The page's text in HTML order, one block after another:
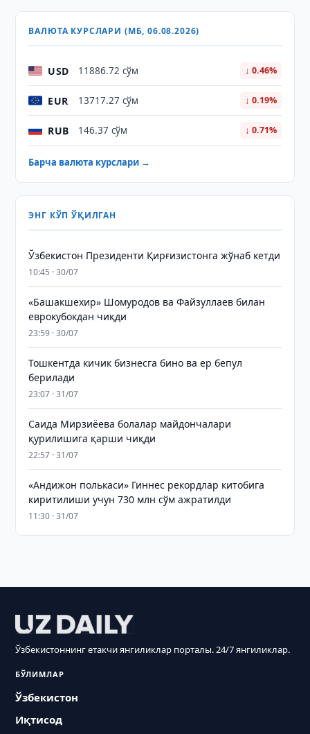
ВАЛЮТА КУРСЛАРИ (МБ, 06.08.2026)
USD 11886.72 сўм ↓ 0.46%
EUR 13717.27 сўм ↓ 0.19%
RUB 146.37 сўм ↓ 0.71%
Барча валюта курслари →
ЭНГ КЎП ЎҚИЛГАН
Ўзбекистон Президенти Қирғизистонга жўнаб кетди
10:45 · 30/07
«Башакшехир» Шомуродов ва Файзуллаев билан
еврокубокдан чиқди
23:59 · 30/07
Тошкентда кичик бизнесга бино ва ер бепул
берилади
23:07 · 31/07
Саида Мирзиёева болалар майдончалари
қурилишига қарши чиқди
22:57 · 31/07
«Андижон полькаси» Гиннес рекордлар китобига
киритилиши учун 730 млн сўм ажратилди
11:30 · 31/07
Ўзбекистоннинг етакчи янгиликлар порталы. 24/7 янгиликлар.
БЎЛИМЛАР
Ўзбекистон
Иқтисод